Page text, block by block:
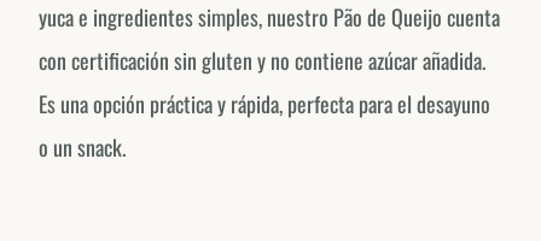
yuca e ingredientes simples, nuestro Pão de Queijo cuenta
con certificación sin gluten y no contiene azúcar añadida.
Es una opción práctica y rápida, perfecta para el desayuno
o un snack.